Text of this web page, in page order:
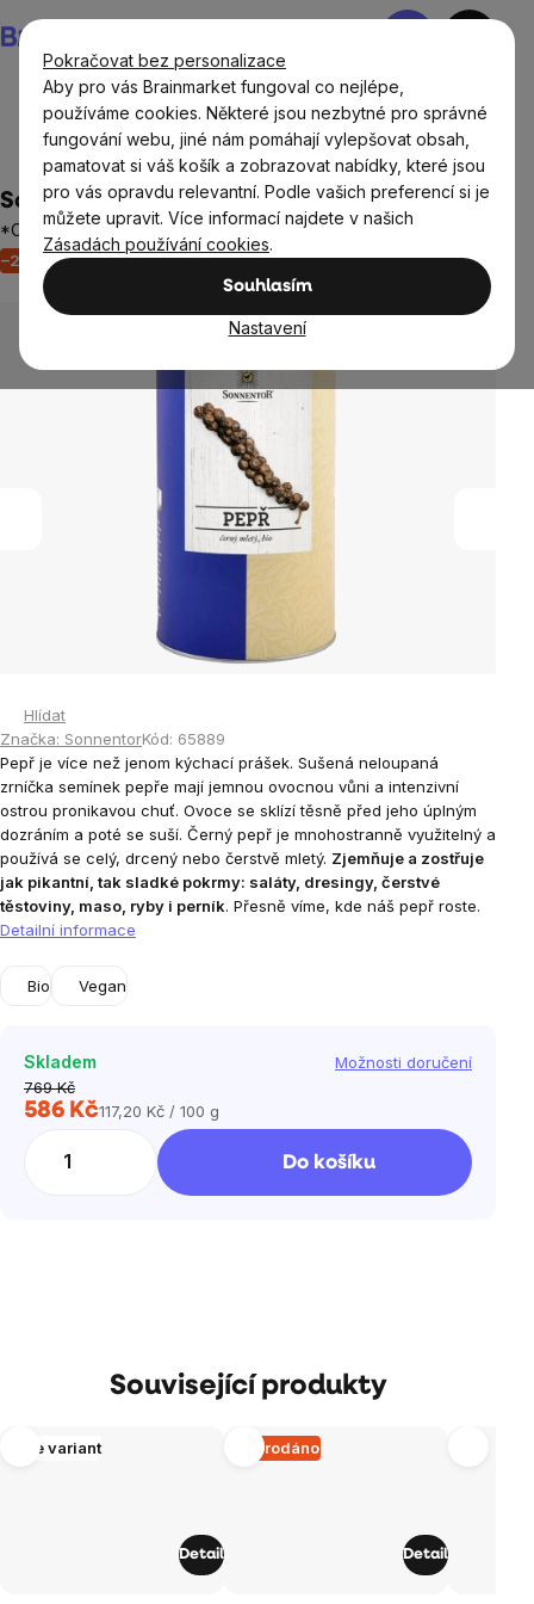
Pokračovat bez personalizace
Aby pro vás Brainmarket fungoval co nejlépe,
používáme cookies. Některé jsou nezbytné pro správné
fungování webu, jiné nám pomáhají vylepšovat obsah,
pamatovat si váš košík a zobrazovat nabídky, které jsou
pro vás opravdu relevantní. Podle vašich preferencí si je
můžete upravit. Více informací najdete v našich
Zásadách používání cookies.
Souhlasím
Nastavení
na
obsah
Nákupní
Potraviny Dochucovadla a koření
Sonnentor Pepř černý mletý, BIO, 500 g
*CZ-BIO-002 certifikát
–23 % AkceVýprodej
hodnocení
produktu
0,0
z
hvězdiček.
Neohodnoceno
Hlídat
Značka: SonnentorKód: 65889
Pepř je více než jenom kýchací prášek. Sušená neloupaná
zrníčka semínek pepře mají jemnou ovocnou vůni a intenzivní
ostrou pronikavou chuť. Ovoce se sklízí těsně před jeho úplným
dozráním a poté se suší. Černý pepř je mnohostranně využitelný a
používá se celý, drcený nebo čerstvě mletý. Zjemňuje a zostřuje
jak pikantní, tak sladké pokrmy: saláty, dresingy, čerstvé
těstoviny, maso, ryby i perník. Přesně víme, kde náš pepř roste.
Detailní informace
Bio Vegan
Skladem
Možnosti doručení
769 Kč
586 KčMěrná
117,20 Kč / 100 g
Do košíku
Související produkty
Více variant
Detail
Vyprodáno
Detail